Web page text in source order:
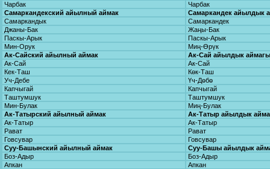
Чарбак
Чарбак
Самаркандекский айылный аймак
Самаркандек айылдык
Самаркандык
Самаркандек
Джаны-Бак
Жаңы-Бак
Паскы-Арык
Паскы-Арык
Мин-Орук
Миң-Өрүк
Ак-Сайский айылный аймак
Ак-Сай айылдык аймагы
Ак-Сай
Ак-Сай
Кек-Таш
Көк-Таш
Уч-Дебе
Үч-Дөбө
Капчыгай
Капчыгай
Таштумшук
Таштумшук
Мин-Булак
Миң-Булак
Ак-Татырский айылный аймак
Ак-Татыр айылдык
Ак-Татыр
Ак-Татыр
Рават
Рават
Говсувар
Говсувар
Суу-Башынский айылный аймак
Суу-Башы айылдык
Боз-Адыр
Боз-Адыр
Апкан
Апкан